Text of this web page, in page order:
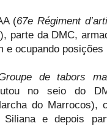
(67e Régiment
parte da DMC,
e ocupando
de tabors
no seio do
do Marrocos),
e depois